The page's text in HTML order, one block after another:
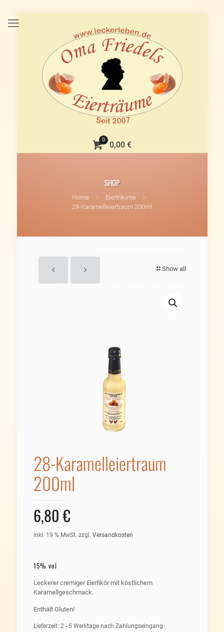
0
0,00 €
SHOP
Home
Eierträume
28-Karamelleiertraum 200ml
Show all
28-Karamelleiertraum
200ml
6,80€
inkl. 19 % MwSt. zzgl. Versandkosten
15% vol
Leckerer cremiger Eierlikör mit köstlichem
Karamellgeschmack.
Enthält Gluten!
Lieferzeit: 2 - 5 Werktage nach Zahlungseingang